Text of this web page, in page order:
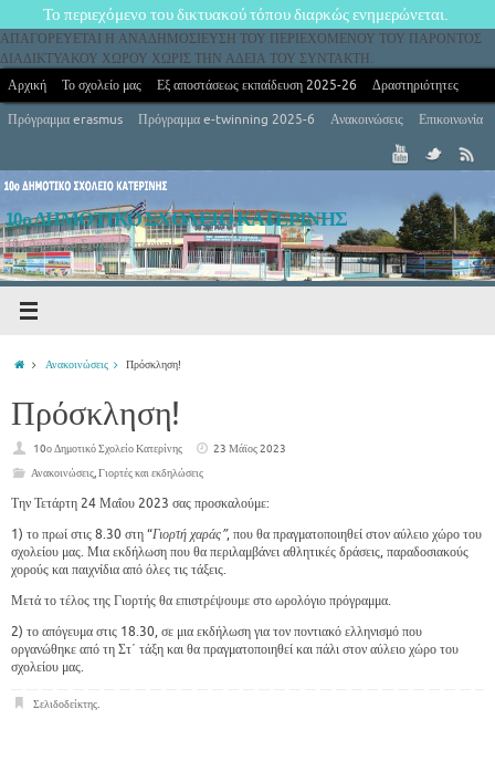
Το περιεχόμενο του δικτυακού τόπου διαρκώς ενημερώνεται.
ΑΠΑΓΟΡΕΥΕΤΑΙ Η ΑΝΑΔΗΜΟΣΙΕΥΣΗ ΤΟΥ ΠΕΡΙΕΧΟΜΕΝΟΥ ΤΟΥ ΠΑΡΟΝΤΟΣ
ΔΙΑΔΙΚΤΥΑΚΟΥ ΧΩΡΟΥ ΧΩΡΙΣ ΤΗΝ ΑΔΕΙΑ ΤΟΥ ΣΥΝΤΑΚΤΗ.
Αρχική
Το σχολείο μας Εξ αποστάσεως εκπαίδευση 2025-26
Δραστηριότητες
Πρόγραμμα erasmus
Πρόγραμμα e-twinning 2025-6 Ανακοινώσεις Επικοινωνία
10ο ΔΗΜΟΤΙΚΟ ΣΧΟΛΕΙΟ ΚΑΤΕΡΙΝΗΣ
10ο Δημοτικό Σχολείο Κατερίνης
Ανακοινώσεις Πρόσκληση!
Πρόσκληση!
10ο Δημοτικό Σχολείο Κατερίνης
23 Μάϊος 2023
Ανακοινώσεις,Γιορτές και εκδηλώσεις
Την Τετάρτη 24 Μαΐου 2023 σας προσκαλούμε:
1) το πρωί στις 8.30 στη “Γιορτή χαράς”, που θα πραγματοποιηθεί στον αύλειο χώρο του
σχολείου μας. Μια εκδήλωση που θα περιλαμβάνει αθλητικές δράσεις, παραδοσιακούς
χορούς και παιχνίδια από όλες τις τάξεις.
Μετά το τέλος της Γιορτής θα επιστρέψουμε στο ωρολόγιο πρόγραμμα.
2) το απόγευμα στις 18.30, σε μια εκδήλωση για τον ποντιακό ελληνισμό που
οργανώθηκε από τη Στ΄ τάξη και θα πραγματοποιηθεί και πάλι στον αύλειο χώρο του
σχολείου μας.
Σελιδοδείκτης.